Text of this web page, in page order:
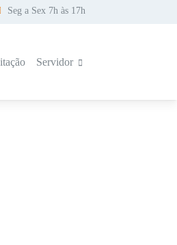
Seg a Sex 7h às 17h
Servidor